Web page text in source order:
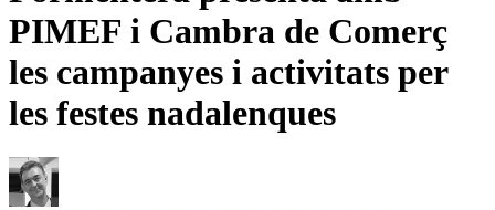
PIMEF i Cambra de Comerç
les campanyes i activitats per
les festes nadalenques